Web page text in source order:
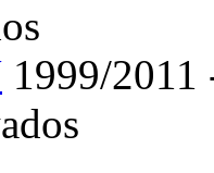
1999/2011